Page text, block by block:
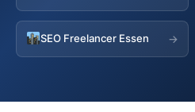
SEO Freelancer Essen →